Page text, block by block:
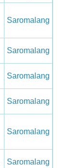
Saromalang
Saromalang
Saromalang
Saromalang
Saromalang
Saromalang